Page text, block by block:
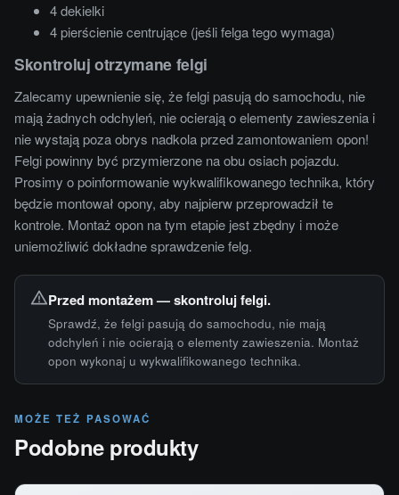
4 dekielki
4 pierścienie centrujące (jeśli felga tego wymaga)
Skontroluj otrzymane felgi
Zalecamy upewnienie się, że felgi pasują do samochodu, nie
mają żadnych odchyleń, nie ocierają o elementy zawieszenia i
nie wystają poza obrys nadkola przed zamontowaniem opon!
Felgi powinny być przymierzone na obu osiach pojazdu.
Prosimy o poinformowanie wykwalifikowanego technika, który
będzie montował opony, aby najpierw przeprowadził te
kontrole. Montaż opon na tym etapie jest zbędny i może
uniemożliwić dokładne sprawdzenie felg.
Przed montażem — skontroluj felgi.
Sprawdź, że felgi pasują do samochodu, nie mają
odchyleń i nie ocierają o elementy zawieszenia. Montaż
opon wykonaj u wykwalifikowanego technika.
MOŻE TEŻ PASOWAĆ
Podobne produkty